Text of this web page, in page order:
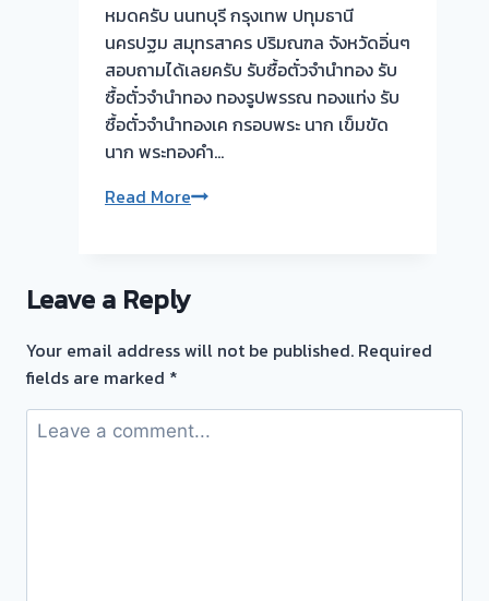
หมดครับ นนทบุรี กรุงเทพ ปทุมธานี
นครปฐม สมุทรสาคร ปริมณฑล จังหวัดอิ่นๆ
สอบถามได้เลยครับ รับซื้อตั๋วจำนำทอง รับ
ซื้อตั๋วจำนำทอง ทองรูปพรรณ ทองแท่ง รับ
ซื้อตั๋วจำนำทองเค กรอบพระ นาก เข็มขัด
นาก พระทองคำ…
Read Moreรับ
ทอง
บริการ
ไถ่ถอน
ถึง
Leave a Reply
Your email address will not be published. Required
fields are marked *